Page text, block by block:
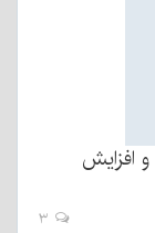
افزایش